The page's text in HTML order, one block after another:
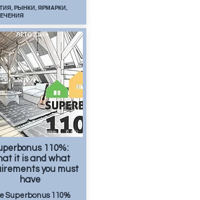
РЫНКИ, ЯРМАРКИ,
ЛЕТО 2026
июнь 6 min
110%:
it is and what
you must
have
Superbonus 110%